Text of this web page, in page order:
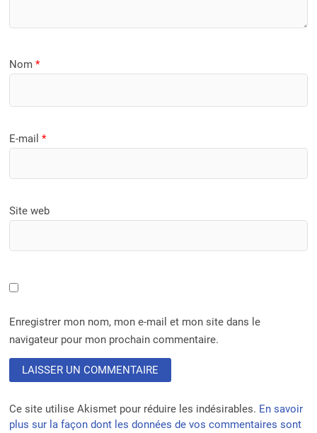
Nom*
E-mail*
Site web
Enregistrer mon nom, mon e-mail et mon site dans le
navigateur pour mon prochain commentaire.
Ce site utilise Akismet pour réduire les indésirables. En savoir
plus sur la façon dont les données de vos commentaires sont